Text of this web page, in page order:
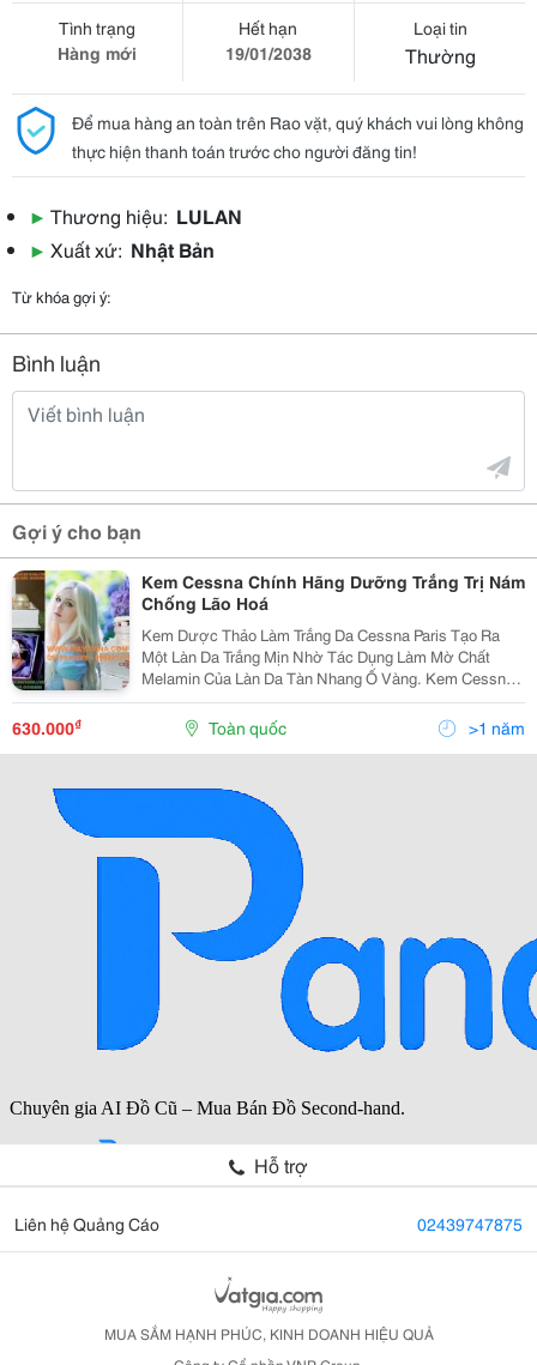
Tình trạng
Hàng mới
Hết hạn
19/01/2038
Loại tin
Thường
Để mua hàng an toàn trên Rao vặt, quý khách vui lòng không
thực hiện thanh toán trước cho người đăng tin!
▶ Thương hiệu: LULAN
▶ Xuất xứ: Nhật Bản
Từ khóa gợi ý:
Bình luận
Gợi ý cho bạn
Kem Cessna Chính Hãng Dưỡng Trắng Trị Nám
Chống Lão Hoá
Kem Dược Thảo Làm Trắng Da Cessna Paris Tạo Ra
Một Làn Da Trắng Mịn Nhờ Tác Dụng Làm Mờ Chất
Melamin Của Làn Da Tàn Nhang Ố Vàng. Kem Cessna
Paris Có Tốt Không? Thành Phần Chất Xúc Tác Vitamin
C Sẽ Thâm Nhập Sâu Vào Da Trong Vòng 24H, Pha
Loãng...
630.000₫ Toàn quốc >1 năm
Hỗ trợ
Liên hệ Quảng Cáo 02439747875
MUA SẮM HẠNH PHÚC, KINH DOANH HIỆU QUẢ